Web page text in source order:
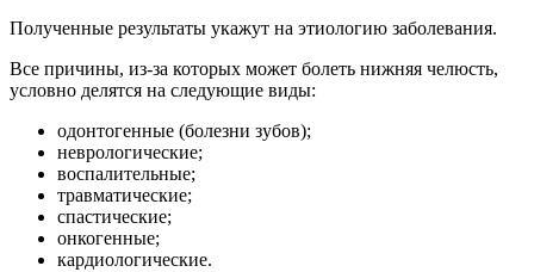
Полученные результаты укажут на этиологию заболевания.
Все причины, из-за которых может болеть нижняя челюсть,
условно делятся на следующие виды:
одонтогенные (болезни зубов);
неврологические;
воспалительные;
травматические;
спастические;
онкогенные;
кардиологические.